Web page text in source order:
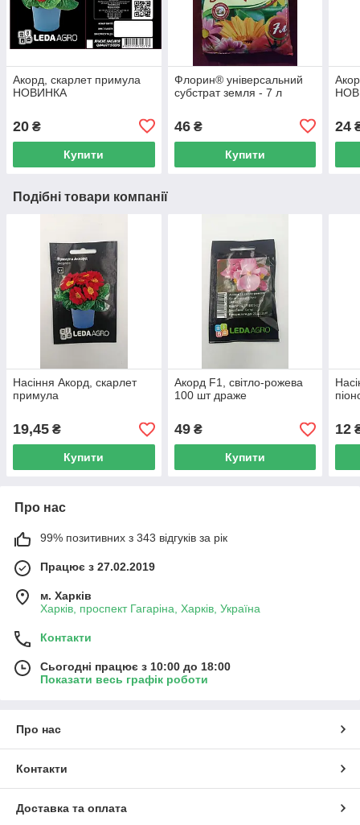
Акорд, скарлет примула
НОВИНКА
20 ₴
Купити
Флорин® універсальний
субстрат земля - 7 л
46₴
Купити
24
Подібні товари компанії
Насіння Акорд, скарлет
примула
19,45 ₴
Купити
Акорд F1, світло-рожева
100 шт драже
49₴
Купити
12
Про нас
99% позитивних з 343 відгуків за рік
Працює з 27.02.2019
м. Харків
Харків, проспект Гагаріна, Харків, Україна
Контакти
Сьогодні працює з 10:00 до 18:00
Показати весь графік роботи
Про нас
Контакти
Доставка та оплата